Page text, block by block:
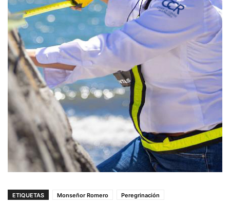
ETIQUETAS Monseñor Romero Peregrinación